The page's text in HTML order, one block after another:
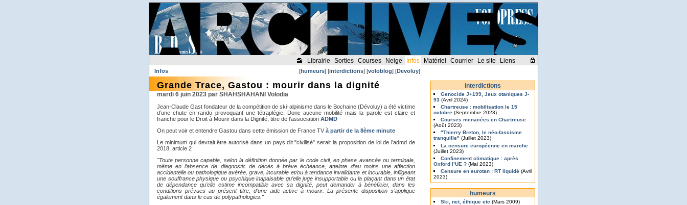
Librairie Sorties Courses Neige Infos Matériel Courrier Le site Liens
[humeurs] [interdictions] [voloblog] [Devoluy]
Infos
Grande Trace, Gastou : mourir dans la dignité
mardi 6 juin 2023 par SHAHSHAHANI Volodia
Jean-Claude Gast fondateur de la compétition de ski-alpinisme dans le Bochaine (Dévoluy) a été victime
d’une chute en rando provoquant une tétraplégie. Donc aucune mobilité mais la parole est claire et
franche pour le Droit à Mourir dans la Dignité, titre de l’association ADMD
On peut voir et entendre Gastou dans cette émission de France TV à partir de la 8ème minute
Le minimum qui devrait être autorisé dans un pays dit "civilisé" serait la proposition de loi de l’admd de
2018, article 2 :
"Toute personne capable, selon la définition donnée par le code civil, en phase avancée ou terminale,
même en l’absence de diagnostic de décès à brève échéance, atteinte d’au moins une affection
accidentelle ou pathologique avérée, grave, incurable et/ou à tendance invalidante et incurable, infligeant
une souffrance physique ou psychique inapaisable qu’elle juge insupportable ou la plaçant dans un état
de dépendance qu’elle estime incompatible avec sa dignité, peut demander à bénéficier, dans les
conditions prévues au présent titre, d’une aide active à mourir. La présente disposition s’applique
également dans le cas de polypathologies."
interdictions
Genocide J+199, Jeux otaniques J-
93 (Avril 2024)
Chartreuse : mobilisation le 15
octobre (Septembre 2023)
Courses menacées en Chartreuse
(Août 2023)
"Thierry Breton, le néo-fascisme
tranquille" (Juillet 2023)
La censure européenne en marche
(Juillet 2023)
Confinement climatique : après
Oxford l’UE ? (Mai 2023)
Censure en eurotan : RT liquidé (Avril
2023)
humeurs
Ski, net, éthique etc (Mars 2009)